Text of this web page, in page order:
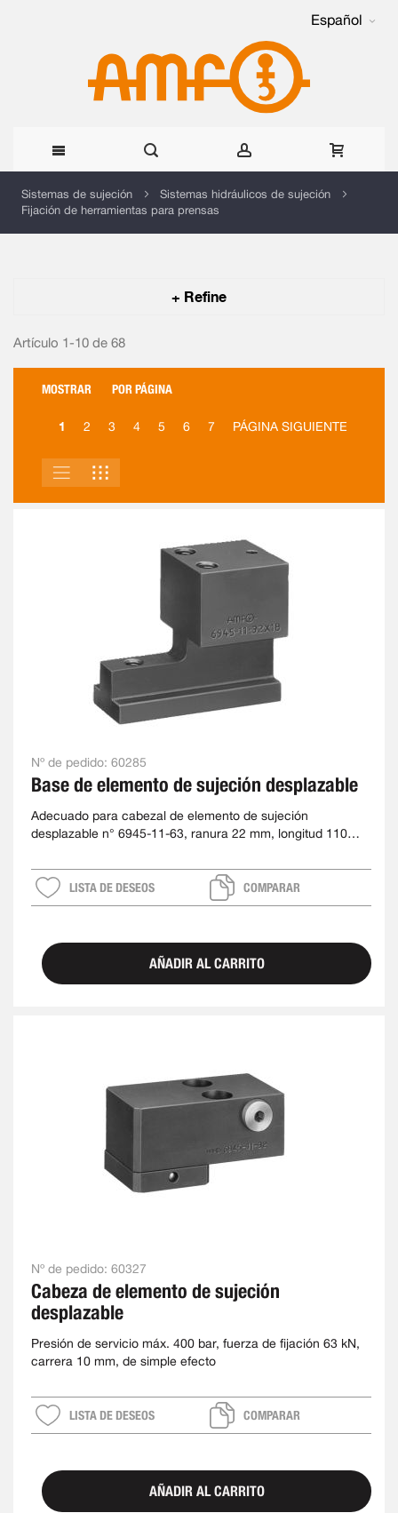
Español
Sistemas de sujeción
Sistemas hidráulicos de sujeción
Fijación de herramientas para prensas
+ Refine
Artículo 1-10 de 68
MOSTRAR POR PÁGINA
1 2 3 4 5 6 7 PÁGINA SIGUIENTE
VER
COMO
LISTA
Nº de pedido: 60285
Base de elemento de sujeción desplazable
Adecuado para cabezal de elemento de sujeción
desplazable n° 6945-11-63, ranura 22 mm, longitud 110
LISTA DE DESEOS COMPARAR
AÑADIR AL CARRITO
Nº de pedido: 60327
Cabeza de elemento de sujeción
desplazable
Presión de servicio máx. 400 bar, fuerza de fijación 63 kN,
carrera 10 mm, de simple efecto
LISTA DE DESEOS COMPARAR
AÑADIR AL CARRITO